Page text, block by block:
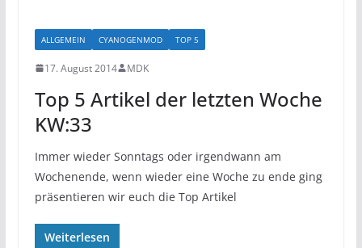
ALLGEMEIN CYANOGENMOD TOP 5
17. August 2014 MDK
Top 5 Artikel der letzten Woche
KW:33
Immer wieder Sonntags oder irgendwann am
Wochenende, wenn wieder eine Woche zu ende ging
präsentieren wir euch die Top Artikel
Weiterlesen